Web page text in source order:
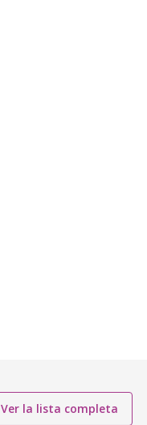
Ver la lista completa